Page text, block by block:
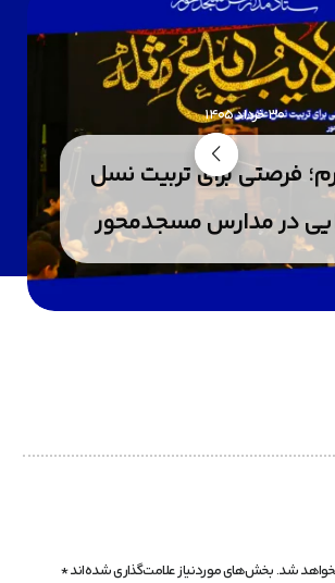
30 خرداد 1405
فرصتی برای تربیت نسل
در مدارس مسجدمحور
شد.بخش‌های موردنیاز علامت‌گذاری شده‌اند*